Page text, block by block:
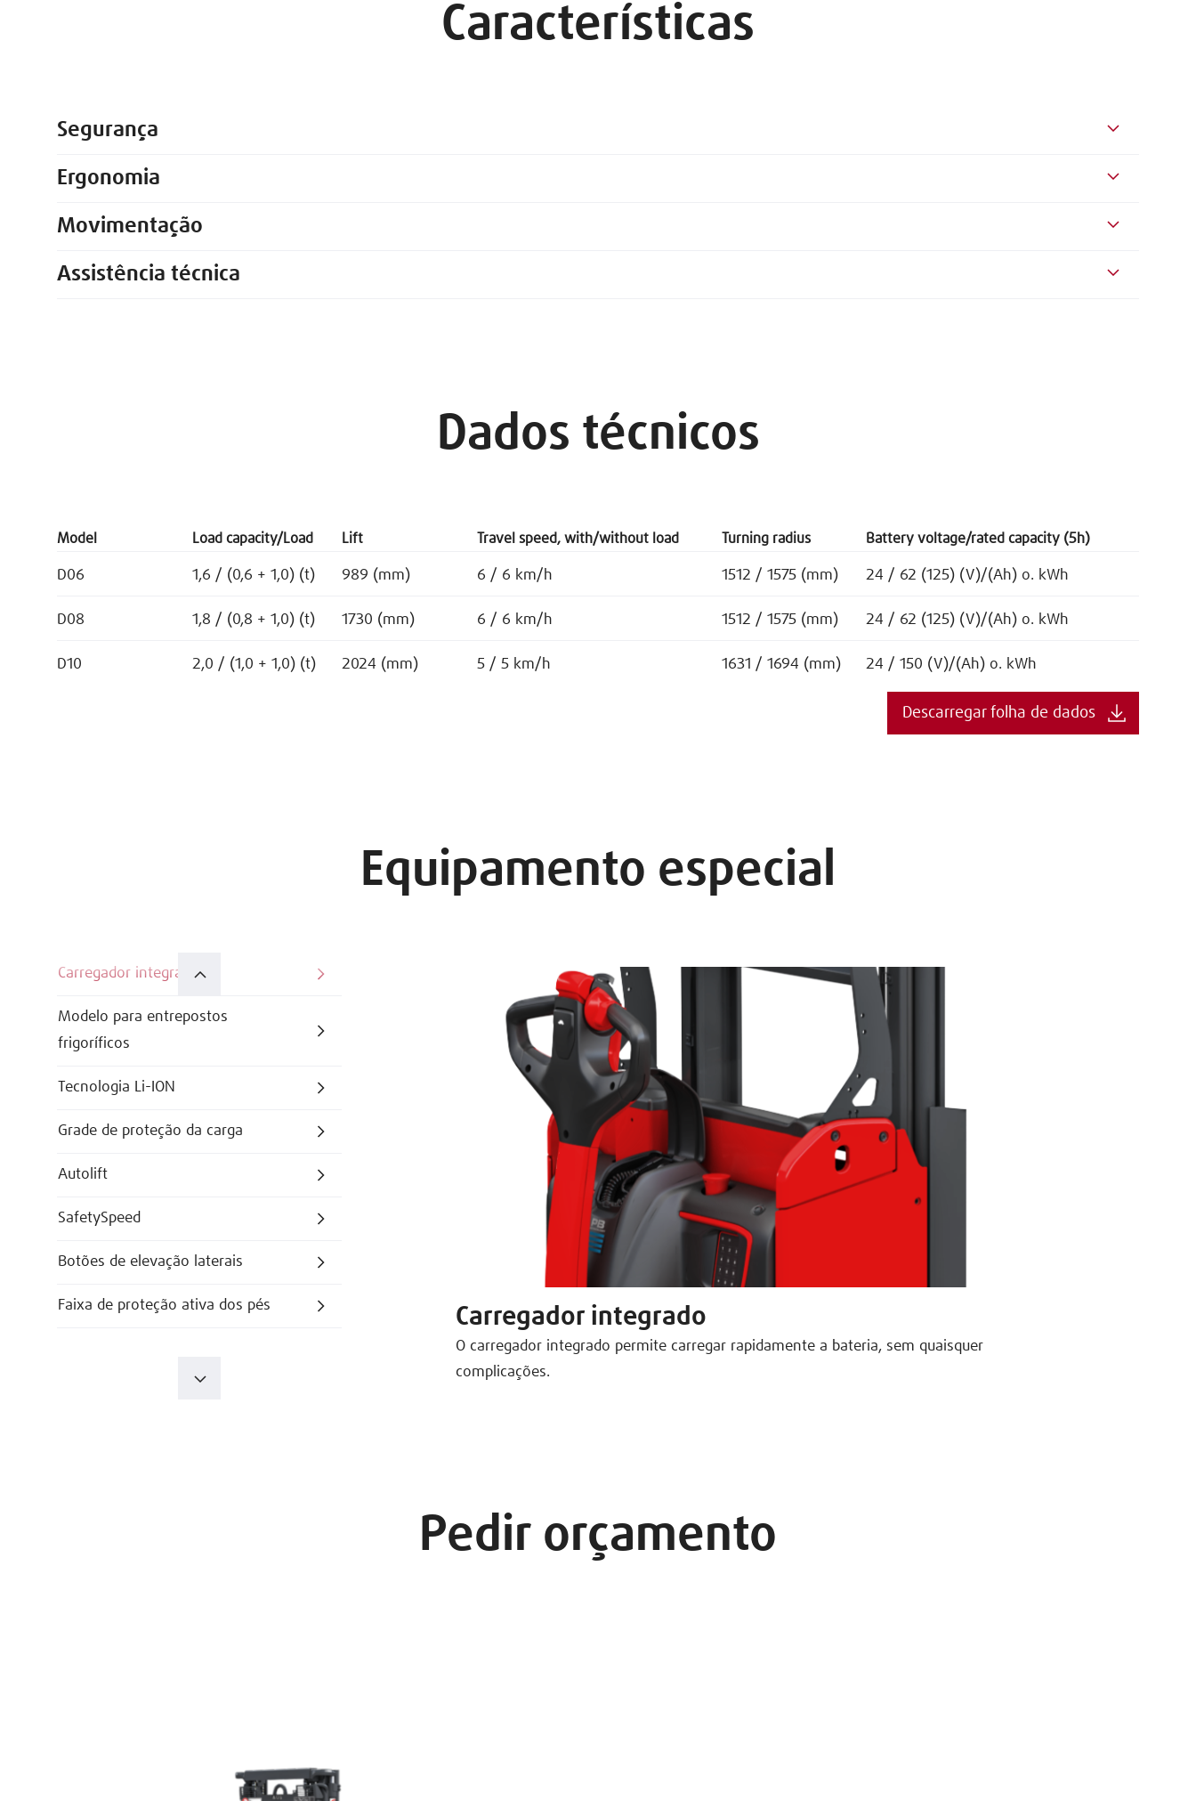
Características
Segurança
Ergonomia
Movimentação
Assistência técnica
Dados técnicos
Model Load capacity/Load Lift Travel speed, with/without load Turning radius Battery voltage/rated capacity (5h)
D06 1,6 / (0,6 + 1,0) (t) 989 (mm) 6 / 6 km/h 1512 / 1575 (mm) 24 / 62 (125) (V)/(Ah) o. kWh
D08 1,8 / (0,8 + 1,0) (t) 1730 (mm) 6 / 6 km/h 1512 / 1575 (mm) 24 / 62 (125) (V)/(Ah) o. kWh
D10 2,0 / (1,0 + 1,0) (t) 2024 (mm) 5 / 5 km/h 1631 / 1694 (mm) 24 / 150 (V)/(Ah) o. kWh
Descarregar folha de dados
Equipamento especial
Carregador integrado
Modelo para entrepostos
frigoríficos
Tecnologia Li-ION
Grade de proteção da carga
Autolift
SafetySpeed
Botões de elevação laterais
Faixa de proteção ativa dos pés Carregador integrado
O carregador integrado permite carregar rapidamente a bateria, sem quaisquer
complicações.
Pedir orçamento